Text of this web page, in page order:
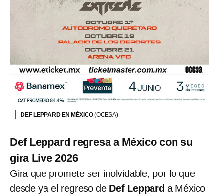
DEF LEPPARD EN MÉXICO(OCESA)
Def Leppard regresa a México con su
gira Live 2026
Gira que promete ser inolvidable, por lo que
desde ya el regreso de Def Lepparda México